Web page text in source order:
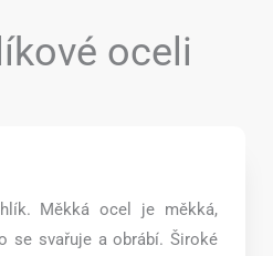
oceli
Měkká ocel je měkká,
se svařuje a obrábí. Široké